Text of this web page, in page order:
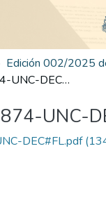
RD-2025-874-UNC-DEC#FL
UNC-
DEC#FL.pdf